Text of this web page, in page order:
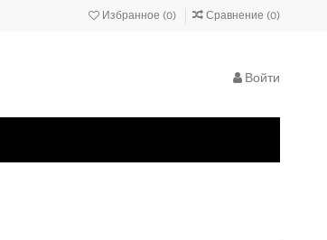
Избранное (0) Сравнение (0)
Войти